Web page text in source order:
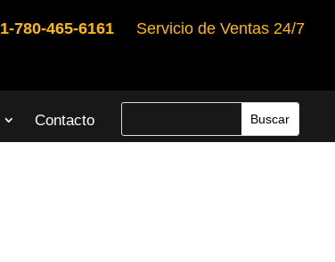
1-780-465-6161 Servicio de Ventas 24/7
Contacto